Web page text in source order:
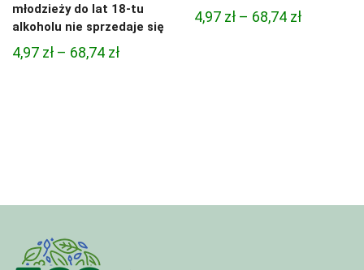
młodzieży do lat 18-tu
alkoholu nie sprzedaje się
4,97 zł – 68,74 złZakres
4,97 zł – 68,74 złZakres